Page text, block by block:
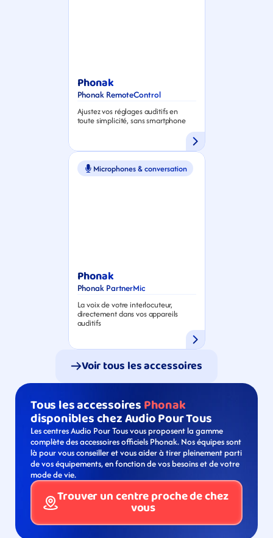
Phonak
Phonak RemoteControl
Ajustez vos réglages auditifs en
toute simplicité, sans smartphone
Microphones & conversation
Phonak
Phonak PartnerMic
La voix de votre interlocuteur,
directement dans vos appareils
auditifs
Voir tous les accessoires
Tous les accessoires Phonak
disponibles chez Audio Pour Tous
Les centres Audio Pour Tous vous proposent la gamme
complète des accessoires officiels Phonak. Nos équipes sont
là pour vous conseiller et vous aider à tirer pleinement parti
de vos équipements, en fonction de vos besoins et de votre
mode de vie.
Trouver un centre proche de chez
vous